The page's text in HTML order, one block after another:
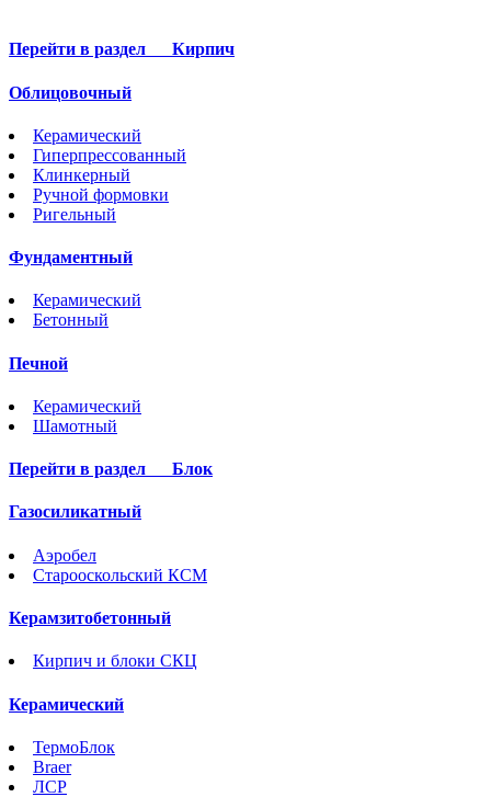
Перейти в раздел Кирпич
Облицовочный
Керамический
Гиперпрессованный
Клинкерный
Ручной формовки
Ригельный
Фундаментный
Керамический
Бетонный
Печной
Керамический
Шамотный
Перейти в раздел Блок
Газосиликатный
Аэробел
Старооскольский КСМ
Керамзитобетонный
Кирпич и блоки СКЦ
Керамический
ТермоБлок
Braer
ЛСР